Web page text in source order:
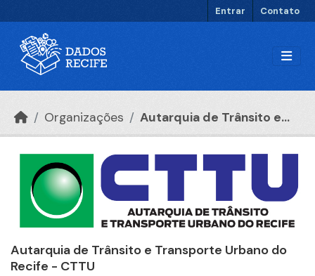
Entrar Contato
Organizações Autarquia de Trânsito e...
Autarquia de Trânsito e Transporte Urbano do
Recife - CTTU